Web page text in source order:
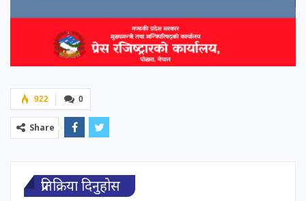
0
922
Share
प्रतिक्रिया दिनुहोस